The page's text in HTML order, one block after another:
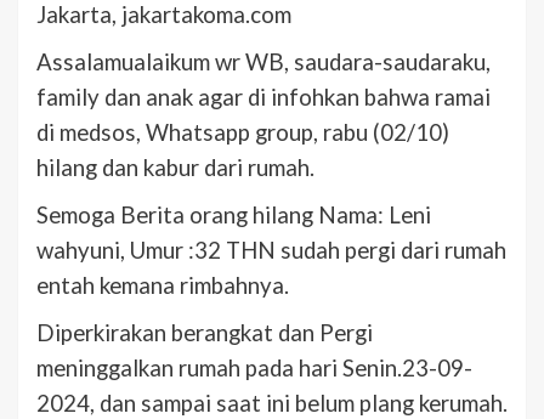
Jakarta, jakartakoma.com
Assalamualaikum wr WB, saudara-saudaraku,
family dan anak agar di infohkan bahwa ramai
di medsos, Whatsapp group, rabu (02/10)
hilang dan kabur dari rumah.
Semoga Berita orang hilang Nama: Leni
wahyuni, Umur :32 THN sudah pergi dari rumah
entah kemana rimbahnya.
Diperkirakan berangkat dan Pergi
meninggalkan rumah pada hari Senin.23-09-
2024, dan sampai saat ini belum plang kerumah.